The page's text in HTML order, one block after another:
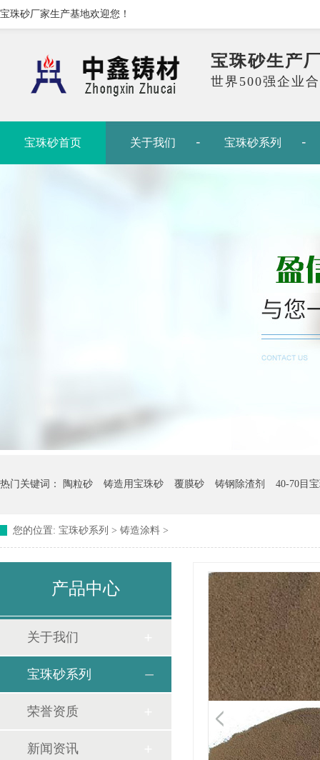
宝珠砂厂家生产基地欢迎您！
宝珠砂生产
世界500强企业
宝珠砂首页 关于我们 宝珠砂系列
热门关键词： 陶粒砂 铸造用宝珠砂 覆膜砂 铸钢除渣剂 40-70目
您的位置: 宝珠砂系列 > 铸造涂料 >
产品中心
关于我们
宝珠砂系列
荣誉资质
新闻资讯